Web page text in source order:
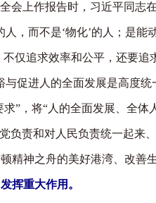
会上作报告时，习近平同
，而不是‘物化’的人；是
仅追求效率和公平，还
促进人的全面发展是高度
”，将“人的全面发展、全
责和对人民负责统一起来
神之舟的美好港湾、改善
挥重大作用。